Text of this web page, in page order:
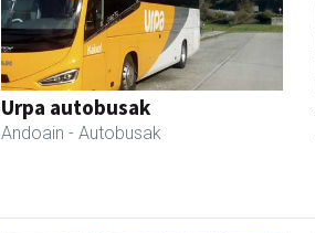
Urpa autobusak
Andoain - Autobusak